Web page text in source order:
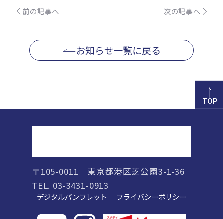
前の記事へ 次の記事へ
お知らせ一覧に戻る
TOP
〒105-0011 東京都港区芝公園3-1-36
TEL. 03-3431-0913
デジタルパンフレット プライバシーポリシー